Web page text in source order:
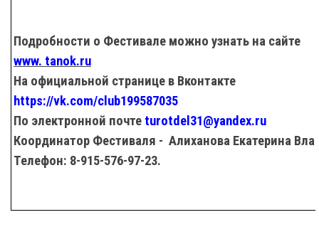
Подробности о Фестивале можно узнать на сайте
www. tanok.ru
На официальной странице в Вконтакте
https://vk.com/club199587035
По электронной почтеturotdel 31@yandex.ru
Координатор Фестиваля - Алиханова Екатерина
Телефон: 8-915-576-97-23.